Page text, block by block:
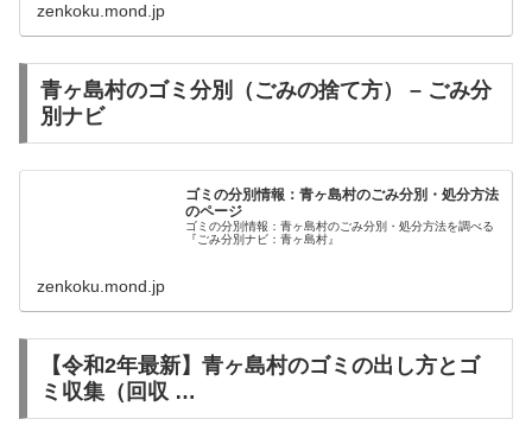
zenkoku.mond.jp
青ヶ島村のゴミ分別（ごみの捨て方） – ごみ分
別ナビ
ゴミの分別情報：青ヶ島村のごみ分別・処分方法
のページ
ゴミの分別情報：青ヶ島村のごみ分別・処分方法を調べる
『ごみ分別ナビ：青ヶ島村』
zenkoku.mond.jp
【令和2年最新】青ヶ島村のゴミの出し方とゴ
ミ収集（回収 …